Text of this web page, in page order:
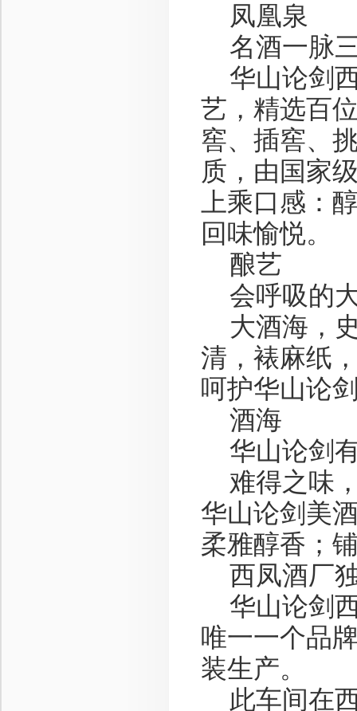
凤凰泉
名酒一脉
华山论剑
艺，精选百
窖、插窖、
质，由国家
上乘口感：
回味愉悦。
酿艺
会呼吸的
大酒海，史
清，裱麻纸
呵护华山论
酒海
华山论剑
难得之味
华山论剑美
柔雅醇香；
西凤酒厂独
华山论剑
唯一一个品
装生产。
此车间在